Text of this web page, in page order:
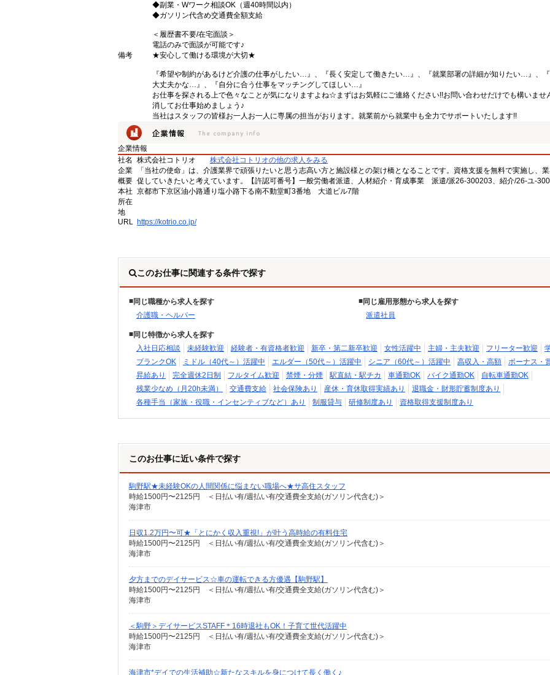
◆副業・Wワーク相談OK（週40時間以内）
◆ガソリン代含め交通費全額支給
＜履歴書不要/在宅面談＞
電話のみで面談が可能です♪
備考
★安心して働ける環境が大切★
『希望や制約があるけど介護の仕事がしたい…』、『長く安定して働きたい…』、『就業部署の詳細が知りたい…』、
大丈夫かな…』、『自分に合う仕事をマッチングしてほしい…』
お仕事を探される上で色々なことが気になりますよね☆まずはお気軽にご連絡ください!!お問い合わせだけでも構いませ
消してお仕事始めましょう♪
当社はスタッフの皆様お一人お一人に専属の担当がおります。就業前から就業中も全力でサポートいたします!!
企業情報
社名
株式会社コトリオ
株式会社コトリオの他の求人をみる
企業
概要
「当社の使命」は、介護業界で頑張りたいと思う志高い方と施設様との架け橋となることです。資格支援を無料で実施し、
促していきたいと考えています。【許認可番号】一般労働者派遣、人材紹介・育成事業 派遣/派26-300203、紹介/26-ユ-
本社
所在
地
京都市下京区油小路通り塩小路下る南不動堂町3番地 大道ビル7階
URL https://kotrio.co.jp/
このお仕事に関連する条件で探す
同じ職種から求人を探す
介護職・ヘルパー
同じ雇用形態から求人を探す
派遣社員
同じ特徴から求人を探す
入社日応相談
未経験歓迎 経験者・有資格者歓迎 新卒・第二新卒歓迎 女性活躍中 主婦・主夫歓迎 フリーター歓迎
ブランクOK
ミドル（40代～）活躍中 エルダー（50代～）活躍中 シニア（60代～）活躍中 高収入・高額
ボーナス・
昇給あり
完全週休2日制 フルタイム歓迎 禁煙・分煙 駅直結・駅チカ 車通勤OK バイク通勤OK
自転車通勤OK
残業少なめ（月20h未満）
交通費支給 社会保険あり 産休・育休取得実績あり
退職金・財形貯蓄制度あり
各種手当（家族・役職・インセンティブなど）あり
制服貸与 研修制度あり 資格取得支援制度あり
このお仕事に近い条件で探す
駒野駅★未経験OKの人間関係に悩まない職場へ★サ高住スタッフ
時給1500円〜2125円 ＜日払い有/週払い有/交通費全支給(ガソリン代含む)＞
海津市
日収1.2万円〜可★「とにかく収入重視!」が叶う高時給の有料住宅
時給1500円〜2125円 ＜日払い有/週払い有/交通費全支給(ガソリン代含む)＞
海津市
夕方までのデイサービス☆車の運転できる方優遇【駒野駅】
時給1500円〜2125円 ＜日払い有/週払い有/交通費全支給(ガソリン代含む)＞
海津市
＜駒野＞デイサービスSTAFF＊16時退社もOK！子育て世代活躍中
時給1500円〜2125円 ＜日払い有/週払い有/交通費全支給(ガソリン代含む)＞
海津市
海津市*デイでの生活補助☆新たなスキルを身につけて長く働く♪